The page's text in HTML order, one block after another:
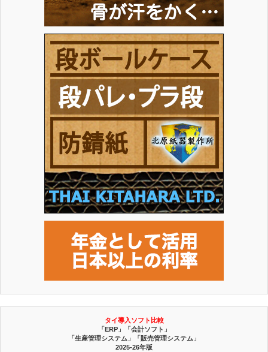
タイ導入ソフト比較
「ERP」「会計ソフト」
「生産管理システム」「販売管理システム」
2025-26年版